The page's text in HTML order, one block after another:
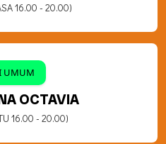
16.00 - 20.00)
UMUM
OCTAVIA
16.00 - 20.00)